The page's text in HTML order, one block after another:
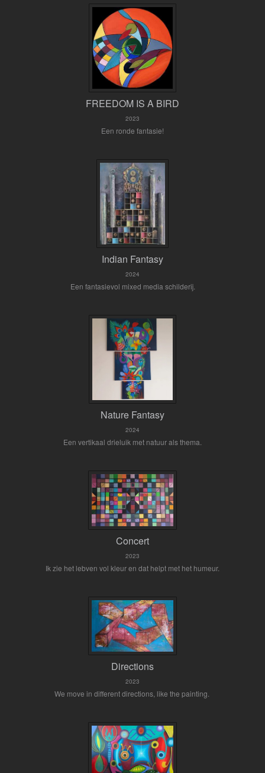
FREEDOM IS A BIRD
2023
Een ronde fantasie!
Indian Fantasy
2024
Een fantasievol mixed media schilderij.
Nature Fantasy
2024
Een vertikaal drieluik met natuur als thema.
Concert
2023
Ik zie het lebven vol kleur en dat helpt met het humeur.
Directions
2023
We move in different directions, like the painting.